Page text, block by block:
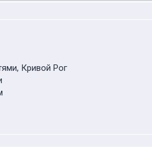
Кривой Рог